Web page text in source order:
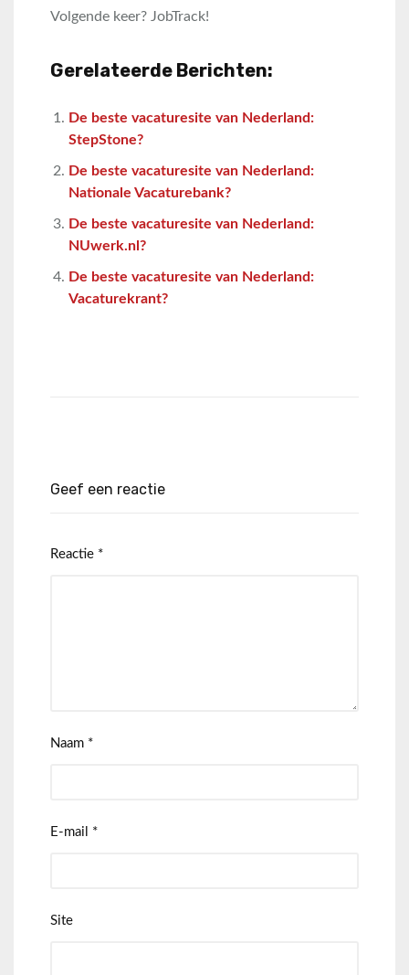
Volgende keer? JobTrack!
Gerelateerde Berichten:
De beste vacaturesite van Nederland:
StepStone?
De beste vacaturesite van Nederland:
Nationale Vacaturebank?
De beste vacaturesite van Nederland:
NUwerk.nl?
De beste vacaturesite van Nederland:
Vacaturekrant?
Geef een reactie
Reactie *
Naam *
E-mail *
Site